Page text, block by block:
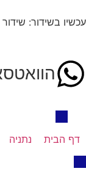
עכשיו בשידור:
דף הבית נתניה